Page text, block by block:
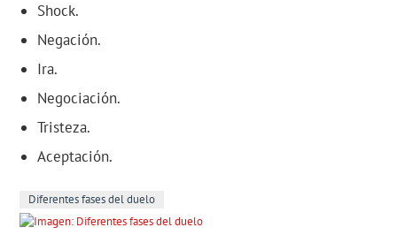
Shock.
Negación.
Ira.
Negociación.
Tristeza.
Aceptación.
Diferentes fases del duelo